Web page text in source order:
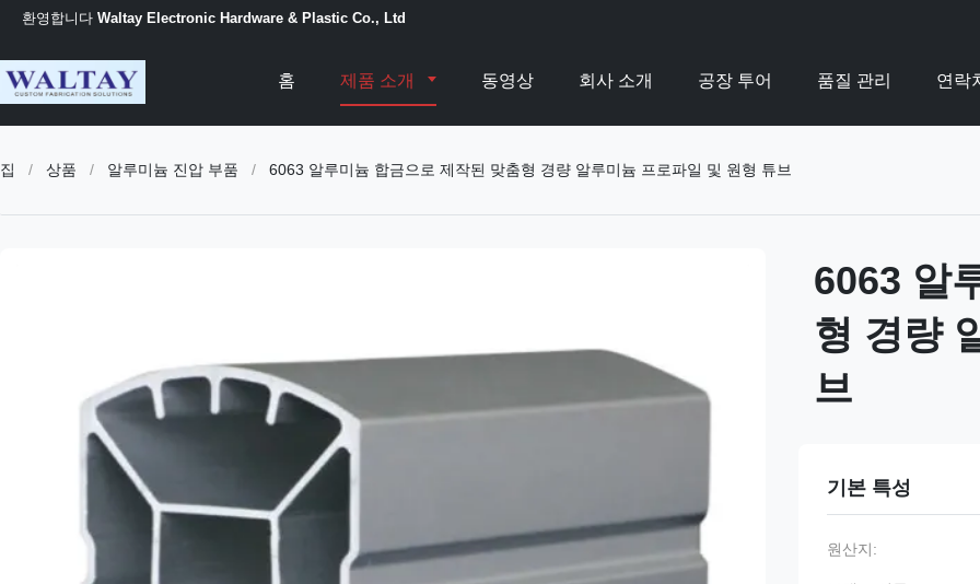
환영합니다 Waltay Electronic Hardware & Plastic Co., Ltd
홈 제품 소개 동영상 회사 소개 공장 투어 품질 관리 연락
집 / 상품 / 알루미늄 진압 부품 / 6063 알루미늄 합금으로 제작된 맞춤형 경량 알루미늄 프로파일 및 원형 튜브
6063 알
형 경량
브
기본 특성
원산지: